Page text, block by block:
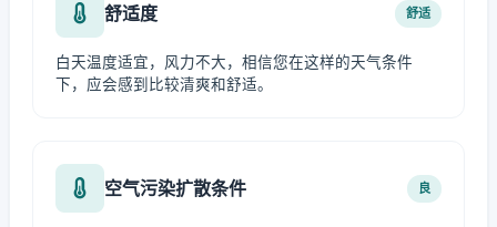
舒适度 舒适
白天温度适宜，风力不大，相信您在这样的天气条件
下，应会感到比较清爽和舒适。
空气污染扩散条件 良